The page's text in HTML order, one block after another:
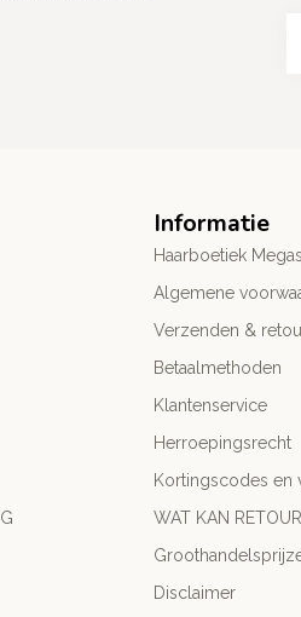
Informatie
Haarboetiek
Algemene
Verzenden &
Betaalmethoden
Klantenservice
Herroepingsrecht
Kortingscodes en
WAT KAN
Disclaimer